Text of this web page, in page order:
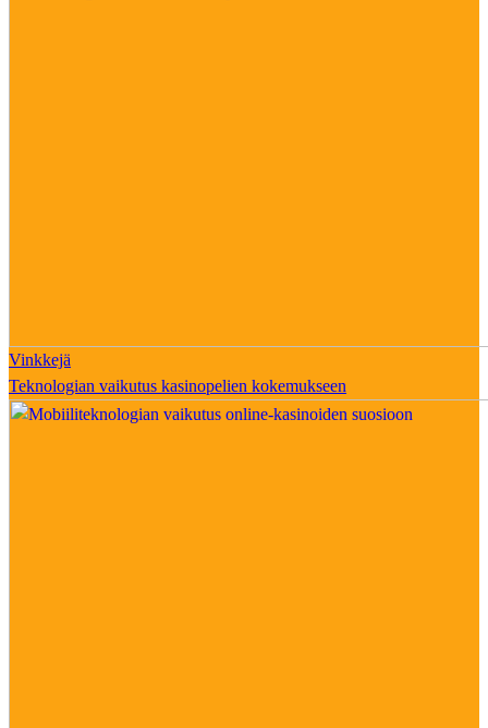
Vinkkejä
Teknologian vaikutus kasinopelien kokemukseen